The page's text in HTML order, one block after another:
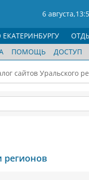
6 августа,
ПОМОЩЬ ДОСТУП
сайтов Уральского